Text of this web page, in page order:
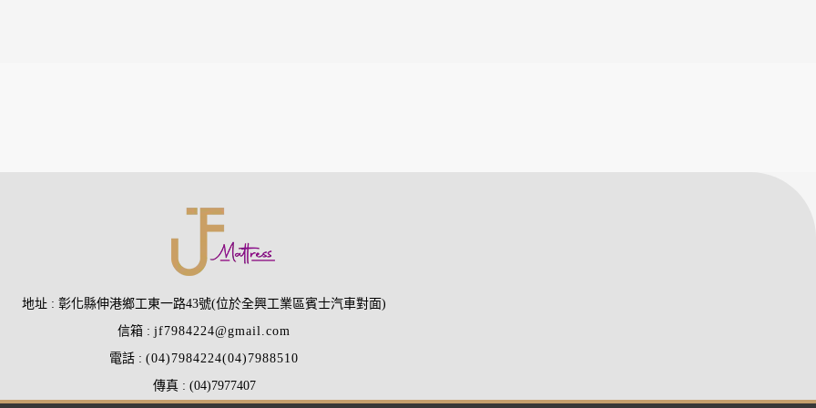
地址
彰化縣伸港鄉工東一路43號(位於全興工業區賓士汽車對面)
信箱
jf7984224@gmail.com
電話
(04)7984224(04)7988510
傳真
(04)7977407